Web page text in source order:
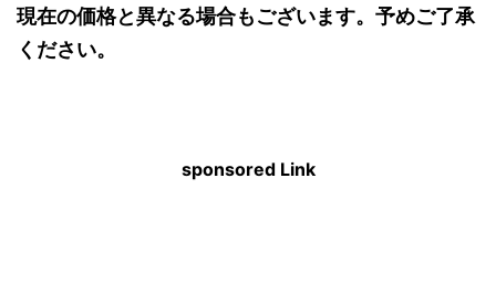
現在の価格と異なる場合もございます。予めご了承
ください。
sponsored Link